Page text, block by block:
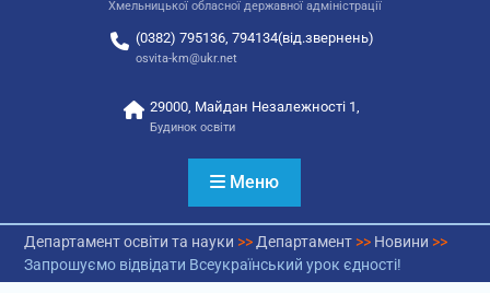
Хмельницької обласної державної адміністрації
(0382) 795136, 794134(від.звернень)
osvita-km@ukr.net
29000, Майдан Незалежності 1,
Будинок освіти
Меню
Департамент освіти та науки >> Департамент>> Новини >>
Запрошуємо відвідати Всеукраїнський урок єдності!